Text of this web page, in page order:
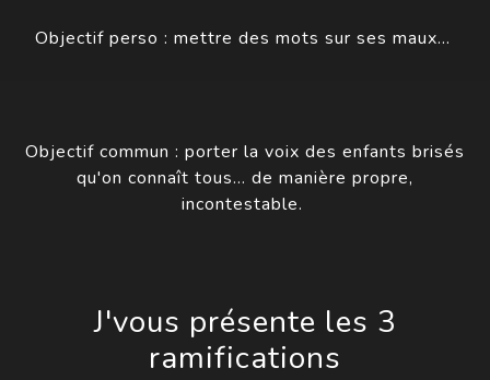
Objectif perso : mettre des mots sur ses maux…
Objectif commun : porter la voix des enfants brisés
qu'on connaît tous… de manière propre,
incontestable.
J'vous présente les 3
ramifications